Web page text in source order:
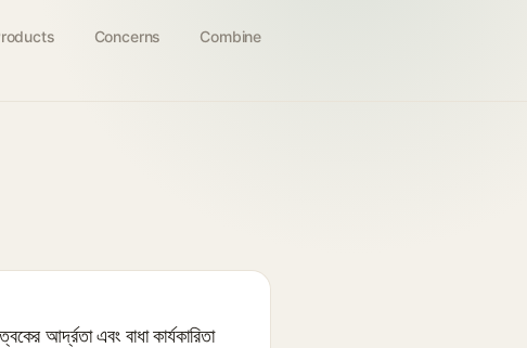
Concerns Combine
আর্দ্রতা এবং বাধা কার্যকারিতা